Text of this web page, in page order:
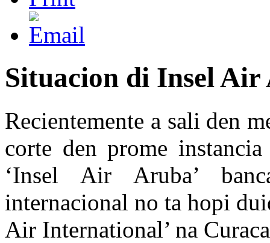
Situacion di Insel
Recientemente a sali den
corte den prome
‘Insel Air Aruba’
internacional no ta hopi
Air International’ na